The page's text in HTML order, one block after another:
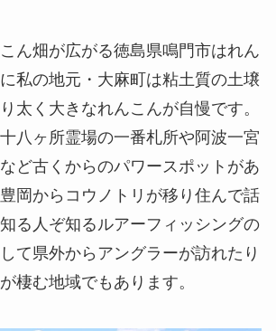
ん畑が広がる徳島県鳴門市はれん
私の地元・大麻町は粘土質の土壌
太く大きなれんこんが自慢です。
八ヶ所霊場の一番札所や阿波一宮
ど古くからのパワースポットがあ
岡からコウノトリが移り住んで話
る人ぞ知るルアーフィッシングの
て県外からアングラーが訪れたり
棲む地域でもあります。